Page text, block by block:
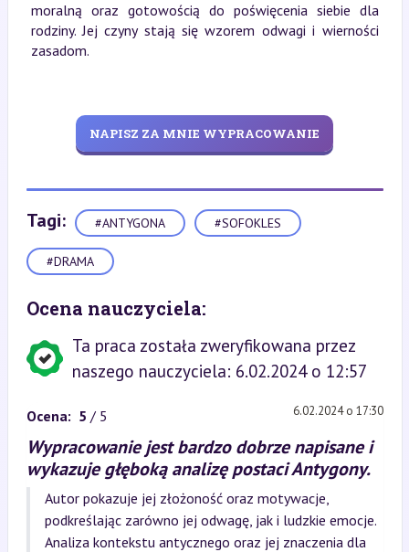
moralną oraz gotowością do poświęcenia siebie dla
rodziny. Jej czyny stają się wzorem odwagi i wierności
zasadom.
NAPISZ ZA MNIE WYPRACOWANIE
Tagi: #ANTYGONA #SOFOKLES
#DRAMA
Ocena nauczyciela:
Ta praca została zweryfikowana przez
naszego nauczyciela: 6.02.2024 o 12:57
Ocena: 5 / 5 6.02.2024 o 17:30
Wypracowanie jest bardzo dobrze napisane i
wykazuje głęboką analizę postaci Antygony.
Autor pokazuje jej złożoność oraz motywacje,
podkreślając zarówno jej odwagę, jak i ludzkie emocje.
Analiza kontekstu antycznego oraz jej znaczenia dla